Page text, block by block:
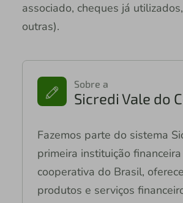
associado, cheques já
outras).
Sobre a
Sicredi Vale do
Fazemos parte do sistema
primeira instituição financeira
cooperativa do Brasil,
produtos e serviços